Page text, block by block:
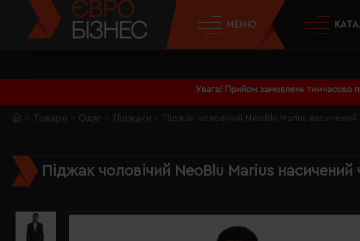
Увага! Прийом замовлень тимчасово
МЕНЮ
Товари Одяг Піджаки Піджак чоловічий NeoBlu Marius
Піджак чоловічий NeoBlu Marius